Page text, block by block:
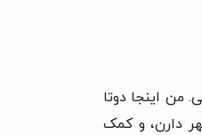
من اینجا دوتا
دارن، و کمک